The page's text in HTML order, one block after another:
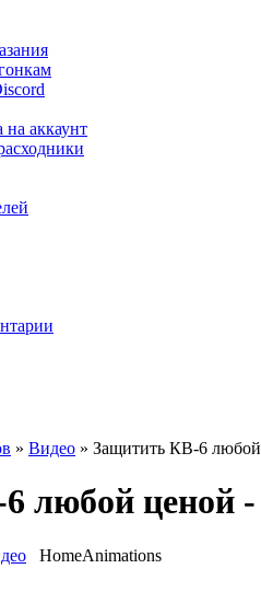
на аккаунт
» Видео » Защитить КВ-6
любой ценой
HomeAnimations